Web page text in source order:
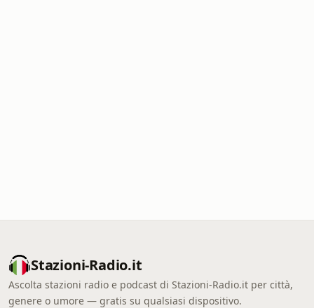
Stazioni-Radio.it
Ascolta stazioni radio e podcast di Stazioni-Radio.it per città,
genere o umore — gratis su qualsiasi dispositivo.